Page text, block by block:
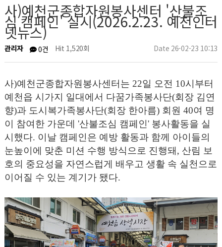
사)예천군종합자원봉사센터 '산불조
심 캠페인' 실시(2026.2.23. 예천인터
넷뉴스)
관리자 0건 Hit 1,520회 Date 26-02-23 10:13
사)예천군종합자원봉사센터는 22일 오전 10시부터
예천읍 시가지 일대에서 다꿈가족봉사단(회장 김연
향)과 도시복가족봉사단(회장 한아름) 회원 40여 명
이 참여한 가운데 '산불조심 캠페인' 봉사활동을 실
시했다. 이날 캠페인은 예방 활동과 함께 아이들의
눈높이에 맞춘 미션 수행 방식으로 진행돼 , 산림 보
호의 중요성을 자연스럽게 배우고 생활 속 실천으로
이어질 수 있는 계기가 됐다.